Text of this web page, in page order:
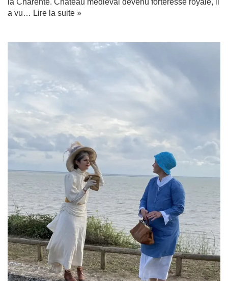
la Charente. Château médiéval devenu forteresse royale, il
a vu… Lire la suite »